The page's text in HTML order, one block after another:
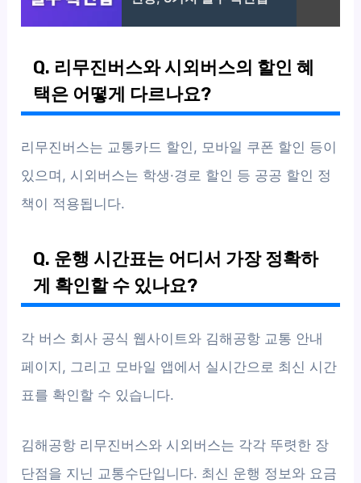
Q. 리무진버스와 시외버스의 할인 혜
택은 어떻게 다르나요?
리무진버스는 교통카드 할인, 모바일 쿠폰 할인 등이
있으며, 시외버스는 학생·경로 할인 등 공공 할인 정
책이 적용됩니다.
Q. 운행 시간표는 어디서 가장 정확하
게 확인할 수 있나요?
각 버스 회사 공식 웹사이트와 김해공항 교통 안내
페이지, 그리고 모바일 앱에서 실시간으로 최신 시간
표를 확인할 수 있습니다.
김해공항 리무진버스와 시외버스는 각각 뚜렷한 장
단점을 지닌 교통수단입니다. 최신 운행 정보와 요금